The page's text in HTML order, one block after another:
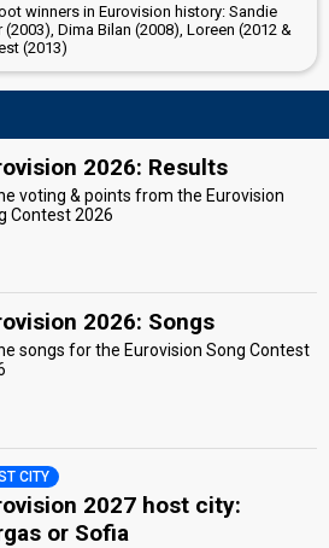
winners in Eurovision history: Sandie
Dima Bilan (2008), Loreen (2012 &
(2013)
2026: Results
voting & points from the Eurovision
Contest 2026
2026: Songs
songs for the Eurovision Song Contest
CITY
2027 host city:
or Sofia